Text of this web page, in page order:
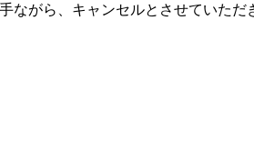
がら、キャンセルとさせていただ